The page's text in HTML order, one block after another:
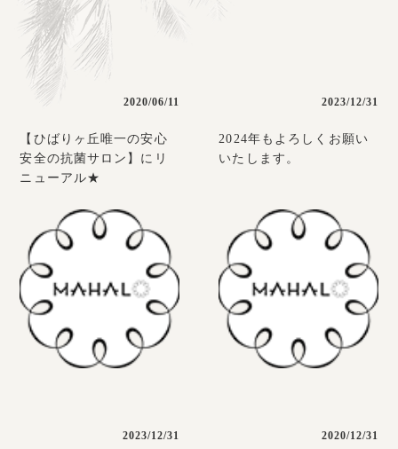
2020/06/11
【ひばりヶ丘唯一の安心
安全の抗菌サロン】にリ
ニューアル★
2023/12/31
2024年もよろしくお願い
いたします。
2023/12/31 2020/12/31